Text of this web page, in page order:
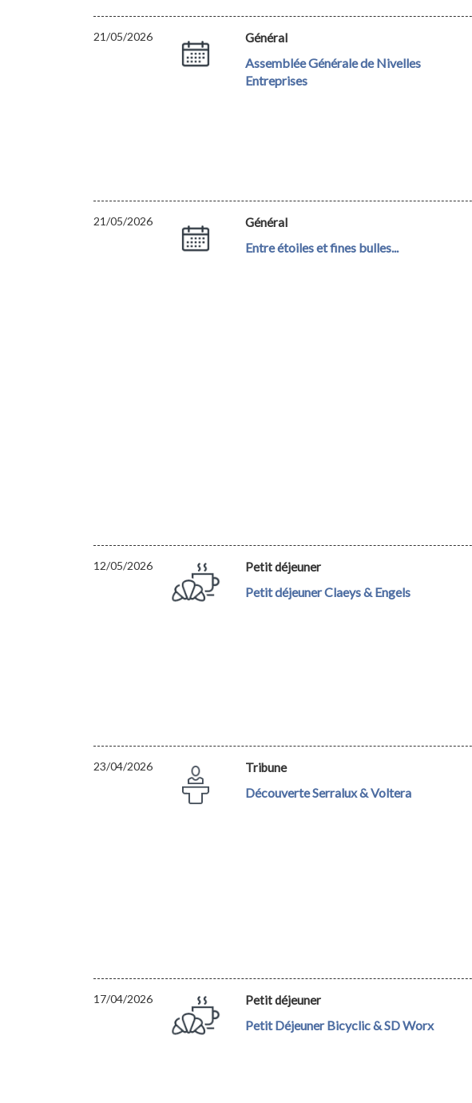
21/05/2026 Général
Assemblée Générale de Nivelles
Entreprises
21/05/2026 Général
Entre étoiles et fines bulles...
12/05/2026 Petit déjeuner
Petit déjeuner Claeys & Engels
23/04/2026 Tribune
Découverte Serralux & Voltera
17/04/2026 Petit déjeuner
Petit Déjeuner Bicyclic & SD Worx